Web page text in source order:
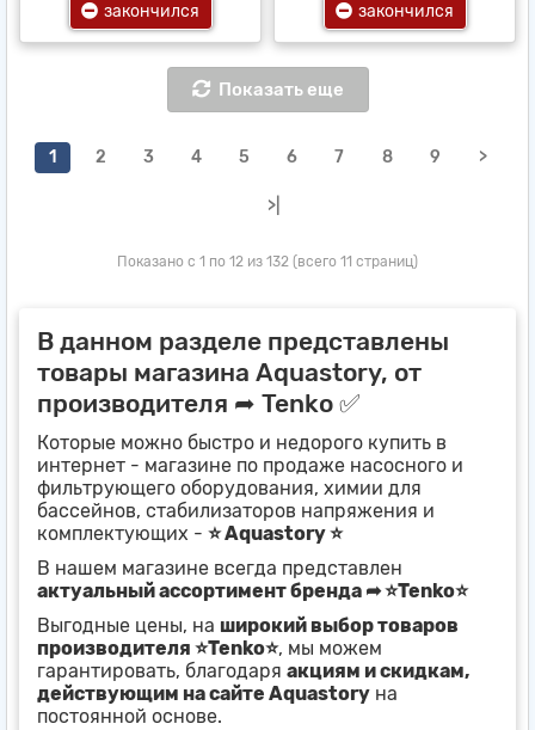
закончился закончился
Показать еще
1 2 3 4 5 6 7 8 9 >
>|
Показано с 1 по 12 из 132 (всего 11 страниц)
В данном разделе представлены
товары магазина Aquastory, от
производителя ➦ Tenko ✅
Которые можно быстро и недорого купить в
интернет - магазине по продаже насосного и
фильтрующего оборудования, химии для
бассейнов, стабилизаторов напряжения и
комплектующих - ⭐ Aquastory ⭐
В нашем магазине всегда представлен
актуальный ассортимент бренда ➦ ⭐Tenko⭐
Выгодные цены, на широкий выбор товаров
производителя ⭐Tenko⭐, мы можем
гарантировать, благодаря акциям и скидкам,
действующим на сайте Aquastory на
постоянной основе.